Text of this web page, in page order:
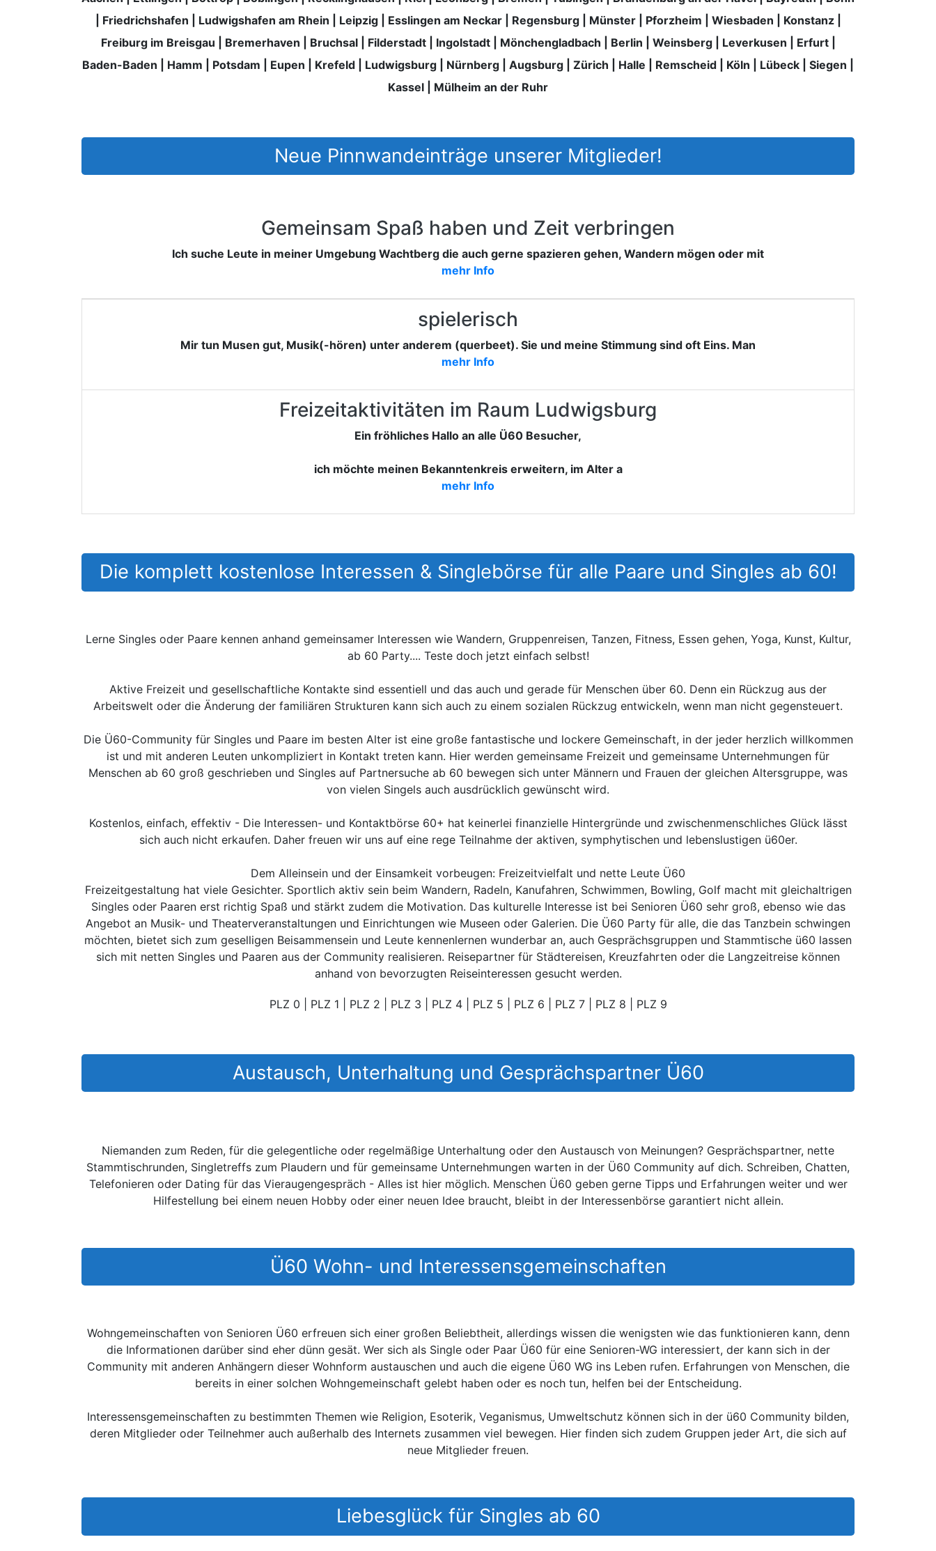
Friedrichshafen Ludwigshafen am Rhein Leipzig| Esslingen am Neckar| Regensburg| Münster| Pforzheim Wiesbaden Konstanz|
Freiburg im Breisgau
Bremerhaven Bruchsal| Filderstadt| Ingolstadt| Mönchengladbach Berlin Weinsberg| Leverkusen Erfurt|
Baden-Baden
Hamm Potsdam Eupen Krefeld Ludwigsburg Nürnberg Augsburg Zürich Halle Remscheid Köln Lübeck Siegen
Kassel
Mülheim an der Ruhr
Neue Pinnwandeinträge unserer Mitglieder!
Gemeinsam Spaß haben und Zeit verbringen
Ich suche Leute in meiner Umgebung Wachtberg die auch gerne spazieren gehen, Wandern mögen oder mit
mehr Info
spielerisch
Mir tun Musen gut, Musik(-hören) unter anderem (querbeet). Sie und meine Stimmung sind oft Eins. Man
mehr Info
Freizeitaktivitäten im Raum Ludwigsburg
Ein fröhliches Hallo an alle Ü60 Besucher,
ich möchte meinen Bekanntenkreis erweitern, im Alter a
mehr Info
Die komplett kostenlose Interessen & Singlebörse für alle Paare und Singles ab 60!
Lerne Singles oder Paare kennen anhand gemeinsamer Interessen wie Wandern, Gruppenreisen, Tanzen, Fitness, Essen gehen, Yoga, Kunst, Kultur,
ab 60 Party.... Teste doch jetzt einfach selbst!
Aktive Freizeit und gesellschaftliche Kontakte sind essentiell und das auch und gerade für Menschen über 60. Denn ein Rückzug aus der
Arbeitswelt oder die Änderung der familiären Strukturen kann sich auch zu einem sozialen Rückzug entwickeln, wenn man nicht gegensteuert.
Die Ü60-Community für Singles und Paare im besten Alter ist eine große fantastische und lockere Gemeinschaft, in der jeder herzlich willkommen
ist und mit anderen Leuten unkompliziert in Kontakt treten kann. Hier werden gemeinsame Freizeit und gemeinsame Unternehmungen für
Menschen ab 60 groß geschrieben und Singles auf Partnersuche ab 60 bewegen sich unter Männern und Frauen der gleichen Altersgruppe, was
von vielen Singels auch ausdrücklich gewünscht wird.
Kostenlos, einfach, effektiv - Die Interessen- und Kontaktbörse 60+ hat keinerlei finanzielle Hintergründe und zwischenmenschliches Glück lässt
sich auch nicht erkaufen. Daher freuen wir uns auf eine rege Teilnahme der aktiven, symphytischen und lebenslustigen ü60er.
Dem Alleinsein und der Einsamkeit vorbeugen: Freizeitvielfalt und nette Leute Ü60
Freizeitgestaltung hat viele Gesichter. Sportlich aktiv sein beim Wandern, Radeln, Kanufahren, Schwimmen, Bowling, Golf macht mit gleichaltrigen
Singles oder Paaren erst richtig Spaß und stärkt zudem die Motivation. Das kulturelle Interesse ist bei Senioren Ü60 sehr groß, ebenso wie das
Angebot an Musik- und Theaterveranstaltungen und Einrichtungen wie Museen oder Galerien. Die Ü60 Party für alle, die das Tanzbein schwingen
möchten, bietet sich zum geselligen Beisammensein und Leute kennenlernen wunderbar an, auch Gesprächsgruppen und Stammtische ü60 lassen
sich mit netten Singles und Paaren aus der Community realisieren. Reisepartner für Städtereisen, Kreuzfahrten oder die Langzeitreise können
anhand von bevorzugten Reiseinteressen gesucht werden.
PLZ 0 PLZ 1 PLZ 2 PLZ 3 PLZ 4| PLZ 5 PLZ 6 PLZ 7| PLZ 8 PLZ 9
Austausch, Unterhaltung und Gesprächspartner Ü60
Niemanden zum Reden, für die gelegentliche oder regelmäßige Unterhaltung oder den Austausch von Meinungen? Gesprächspartner, nette
Stammtischrunden, Singletreffs zum Plaudern und für gemeinsame Unternehmungen warten in der Ü60 Community auf dich. Schreiben, Chatten,
Telefonieren oder Dating für das Vieraugengespräch - Alles ist hier möglich. Menschen Ü60 geben gerne Tipps und Erfahrungen weiter und wer
Hilfestellung bei einem neuen Hobby oder einer neuen Idee braucht, bleibt in der Interessenbörse garantiert nicht allein.
Ü60 Wohn- und Interessensgemeinschaften
Wohngemeinschaften von Senioren Ü60 erfreuen sich einer großen Beliebtheit, allerdings wissen die wenigsten wie das funktionieren kann, denn
die Informationen darüber sind eher dünn gesät. Wer sich als Single oder Paar Ü60 für eine Senioren-WG interessiert, der kann sich in der
Community mit anderen Anhängern dieser Wohnform austauschen und auch die eigene Ü60 WG ins Leben rufen. Erfahrungen von Menschen, die
bereits in einer solchen Wohngemeinschaft gelebt haben oder es noch tun, helfen bei der Entscheidung.
Interessensgemeinschaften zu bestimmten Themen wie Religion, Esoterik, Veganismus, Umweltschutz können sich in der ü60 Community bilden,
deren Mitglieder oder Teilnehmer auch außerhalb des Internets zusammen viel bewegen. Hier finden sich zudem Gruppen jeder Art, die sich auf
neue Mitglieder freuen.
Liebesglück für Singles ab 60